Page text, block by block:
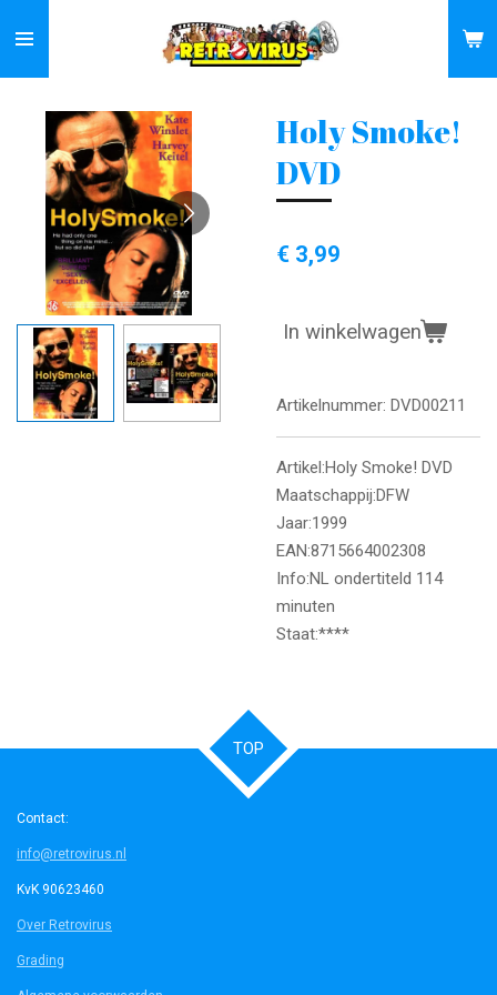
direct
naar
hoofdinhoud
Holy Smoke!
DVD
€ 3,99
In winkelwagen
Artikelnummer: DVD00211
Artikel:Holy Smoke! DVD
Maatschappij:DFW
Jaar:1999
EAN:8715664002308
Info:NL ondertiteld 114
minuten
Staat:****
TOP
Contact:
info@retrovirus.nl
KvK 90623460
Over Retrovirus
Grading